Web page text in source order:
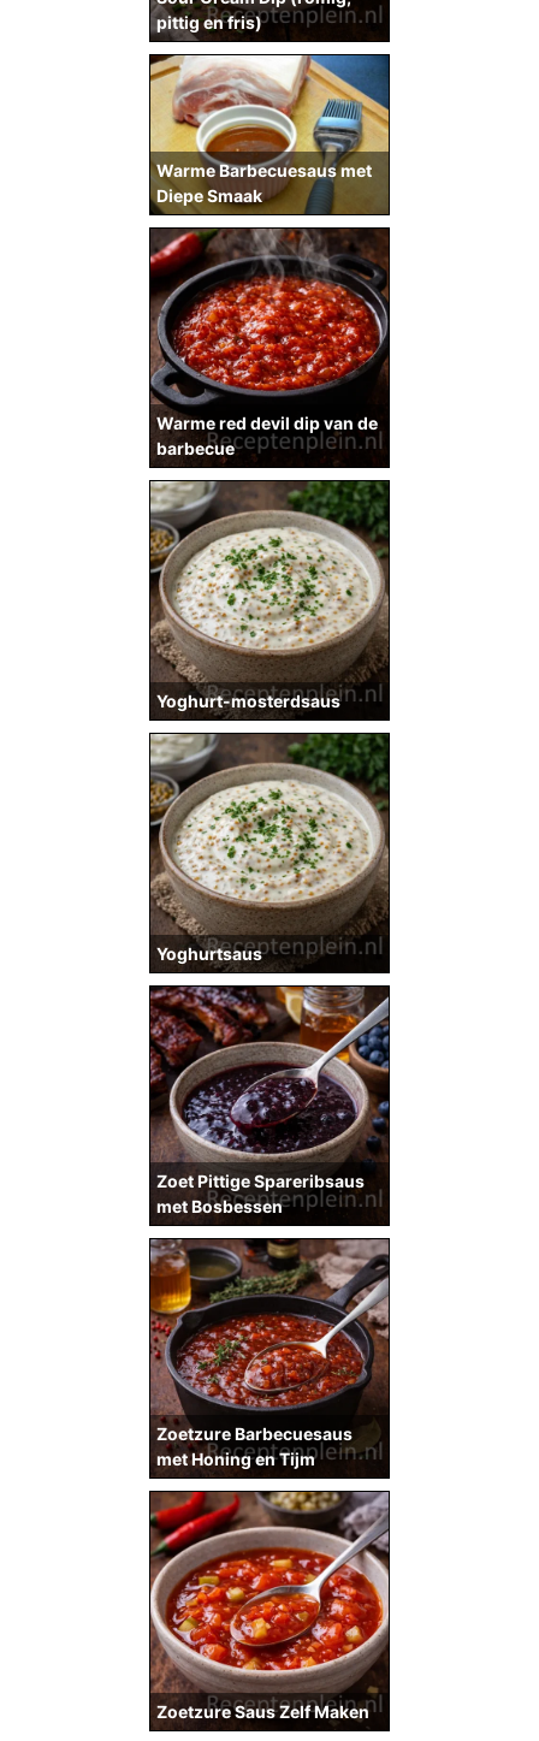
pittig en fris)
Warme Barbecuesaus met
Diepe Smaak
Warme red devil dip van de
barbecue
Yoghurt-mosterdsaus
Yoghurtsaus
Zoet Pittige Spareribsaus
met Bosbessen
Zoetzure Barbecuesaus
met Honing en Tijm
Zoetzure Saus Zelf Maken